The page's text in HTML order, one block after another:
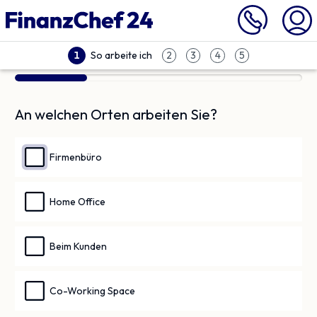
1 So arbeite ich 2 3 4 5
An welchen Orten arbeiten Sie?
Firmenbüro
Home Office
Beim Kunden
Co-Working Space